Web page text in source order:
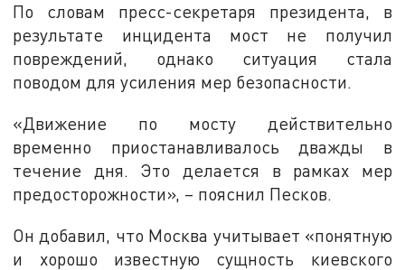
По словам пресс-секретаря президента, в
результате инцидента мост не получил
повреждений, однако ситуация стала
поводом для усиления мер безопасности.
«Движение по мосту действительно
временно приостанавливалось дважды в
течение дня. Это делается в рамках мер
предосторожности», – пояснил Песков.
Он добавил, что Москва учитывает «понятную
и хорошо известную сущность киевского